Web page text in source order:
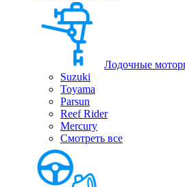
Лодочные
Suzuki
Toyama
Parsun
Reef Rider
Mercury
Смотреть все